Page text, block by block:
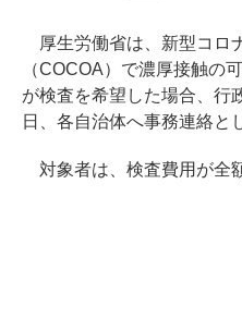
厚生労働省は、新型コロ
（COCOA）で濃厚接触の
が検査を希望した場合、行
日、各自治体へ事務連絡と
対象者は、検査費用が全